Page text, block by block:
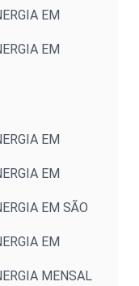
EM
EM
EM
EM
EM SÃO
EM
MENSAL